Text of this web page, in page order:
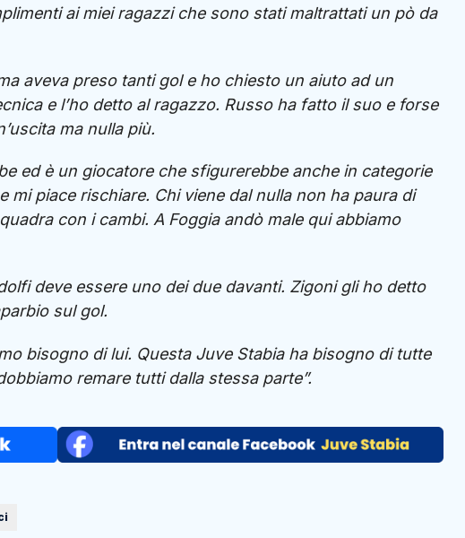
ai miei ragazzi che sono stati maltrattati un pò da
aveva preso tanti gol e ho chiesto un aiuto ad un
e l’ho detto al ragazzo. Russo ha fatto il suo e forse
ma nulla più.
ed è un giocatore che sfigurerebbe anche in categorie
piace rischiare. Chi viene dal nulla non ha paura di
con i cambi. A Foggia andò male qui abbiamo
deve essere uno dei due davanti. Zigoni gli ho detto
sul gol.
bisogno di lui. Questa Juve Stabia ha bisogno di tutte
remare tutti dalla stessa parte”.